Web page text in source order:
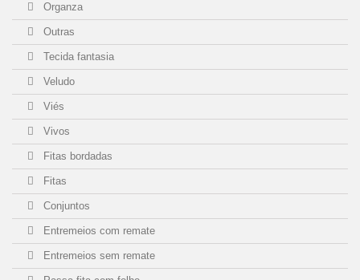
Organza
Outras
Tecida fantasia
Veludo
Viés
Vivos
Fitas bordadas
Fitas
Conjuntos
Entremeios com remate
Entremeios sem remate